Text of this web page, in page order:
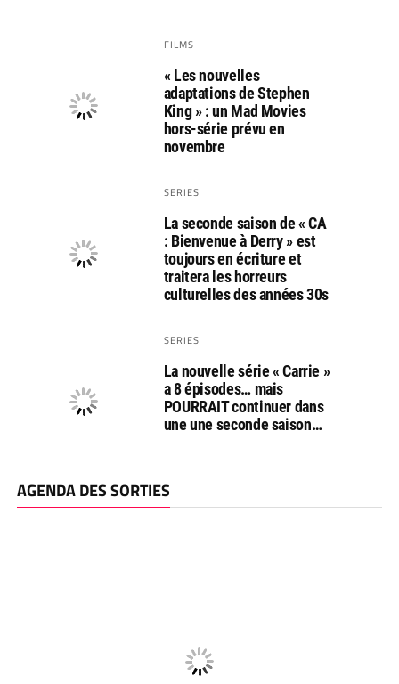
FILMS
« Les nouvelles
adaptations de Stephen
King » : un Mad Movies
hors-série prévu en
novembre
SERIES
La seconde saison de « CA
: Bienvenue à Derry » est
toujours en écriture et
traitera les horreurs
culturelles des années 30s
SERIES
La nouvelle série « Carrie »
a 8 épisodes… mais
POURRAIT continuer dans
une une seconde saison…
AGENDA DES SORTIES